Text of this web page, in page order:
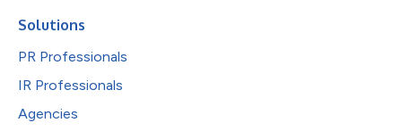
Solutions
PR Professionals
IR Professionals
Agencies